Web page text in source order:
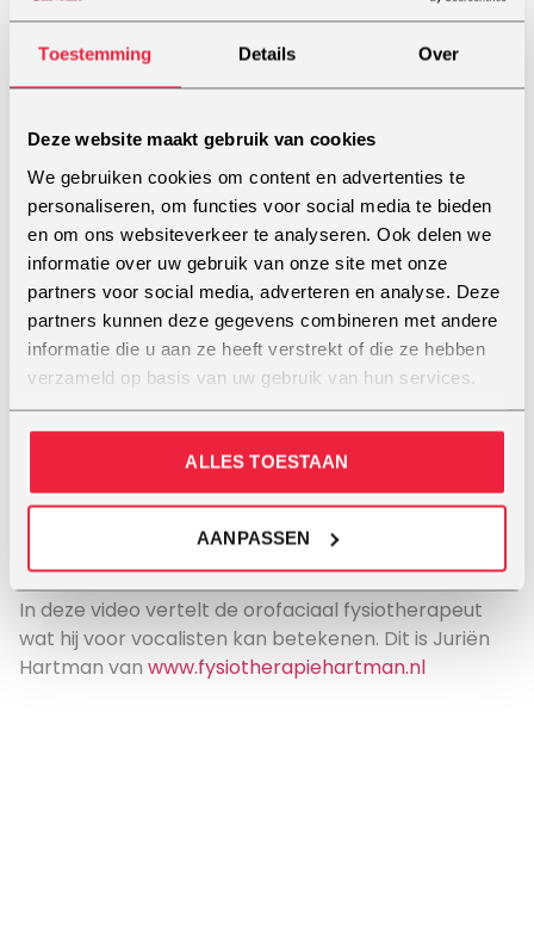
Toestemming Details Over
Deze website maakt gebruik van cookies
We gebruiken cookies om content en advertenties te
personaliseren, om functies voor social media te bieden
en om ons websiteverkeer te analyseren. Ook delen we
informatie over uw gebruik van onze site met onze
partners voor social media, adverteren en analyse. Deze
partners kunnen deze gegevens combineren met andere
informatie die u aan ze heeft verstrekt of die ze hebben
verzameld op basis van uw gebruik van hun services.
ALLES TOESTAAN
AANPASSEN
zij voor vocalisten kan betekenen. Dit is Josette van
In deze video vertelt de orofaciaal fysiotherapeut
wat hij voor vocalisten kan betekenen. Dit is Juriën
Hartman van www.fysiotherapiehartman.nl